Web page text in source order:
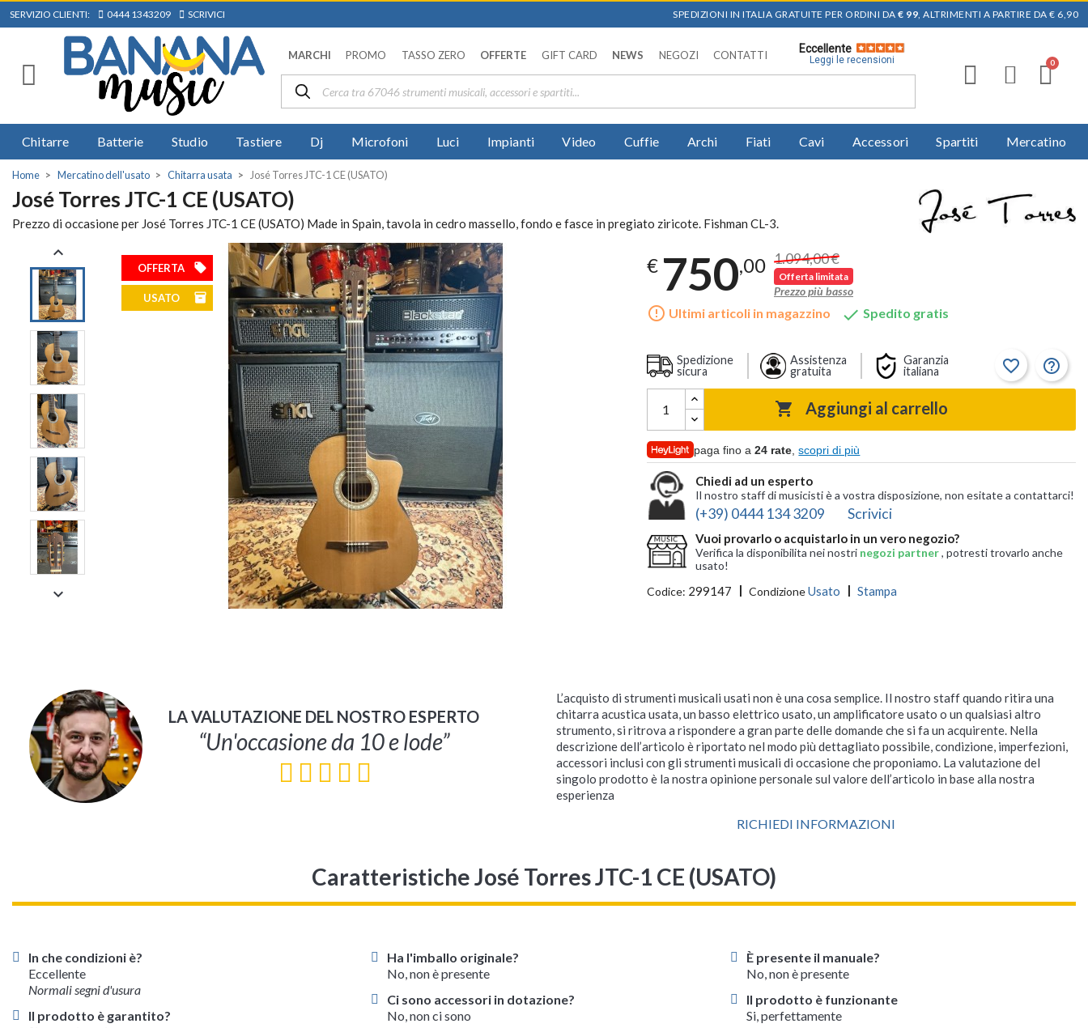
SERVIZIO CLIENTI: 0444 1343209 SCRIVICI SPEDIZIONI IN ITALIA GRATUITE PER ORDINI DA € 99, ALTRIMENTI A PARTIRE DA € 6,90
MARCHI PROMO TASSO ZERO OFFERTE GIFT CARD NEWS NEGOZI CONTATTI
Eccellente
Leggi le recensioni
Chitarre Batterie Studio Tastiere Dj Microfoni Luci Impianti Video Cuffie Archi Fiati Cavi Accessori Spartiti Mercatino
Home Mercatino dell'usato Chitarra usata José Torres JTC-1 CE (USATO)
José Torres JTC-1 CE (USATO)
Prezzo di occasione per José Torres JTC-1 CE (USATO) Made in Spain, tavola in cedro massello, fondo e fasce in pregiato ziricote. Fishman CL-3.
OFFERTA local_offer
USATO inventory


€ 750,00 1.094,00 €
Offerta limitata
Prezzo più basso
error_outline Ultimi articoli in magazzino  Spedito gratis
Spedizione
sicura
Assistenza
gratuita
Garanzia
italiana
favorite_border help_outline
 Aggiungi al carrello
paga fino a24 rate ,scopri di più
Chiedi ad un esperto
Il nostro staff di musicisti è a vostra disposizione, non esitate a contattarci!
(+39) 0444 134 3209 Scrivici
Vuoi provarlo o acquistarlo in un vero negozio?
Verifica la disponibilita nei nostri negozi partner, potresti trovarlo anche
usato!
Codice: 299147 CondizioneUsato Stampa
LA VALUTAZIONE DEL NOSTRO ESPERTO
“Un'occasione da 10 e lode”
L’acquisto di strumenti musicali usati non è una cosa semplice. Il nostro staff quando ritira una
chitarra acustica usata, un basso elettrico usato, un amplificatore usato o un qualsiasi altro
strumento, si ritrova a rispondere a gran parte delle domande che si fa un acquirente. Nella
descrizione dell’articolo è riportato nel modo più dettagliato possibile, condizione, imperfezioni,
accessori inclusi con gli strumenti musicali di occasione che proponiamo. La valutazione del
singolo prodotto è la nostra opinione personale sul valore dell’articolo in base alla nostra
esperienza
RICHIEDI INFORMAZIONI
Caratteristiche José Torres JTC-1 CE (USATO)
In che condizioni è?
Eccellente
Normali segni d'usura
Il prodotto è garantito?
Ha l'imballo originale?
No, non è presente
Ci sono accessori in dotazione?
No, non ci sono
È presente il manuale?
No, non è presente
Il prodotto è funzionante
Si, perfettamente